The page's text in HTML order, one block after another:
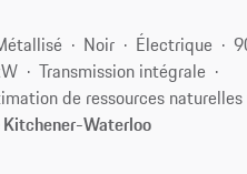
Noir Électrique
Transmission intégrale
de ressources
Kitchener-Waterloo